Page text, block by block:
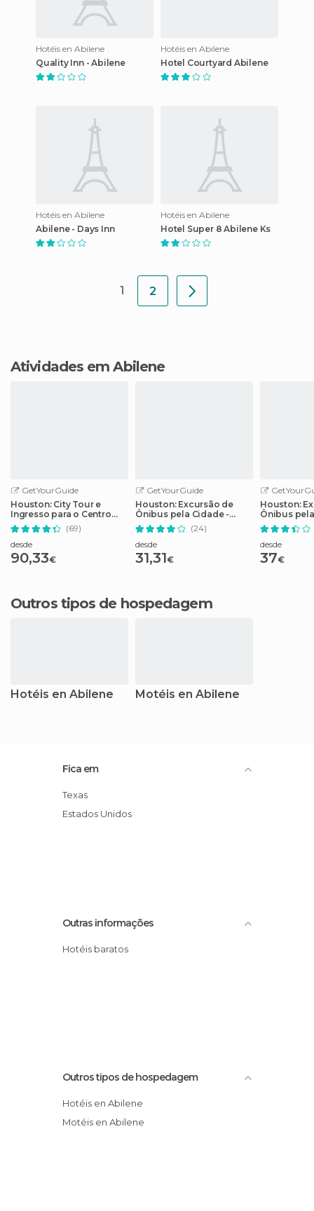
Hotéis en Abilene
Quality Inn - Abilene
Hotéis en Abilene
Hotel Courtyard Abilene
Hotéis en Abilene
Abilene - Days Inn
Hotéis en Abilene
Hotel Super 8 Abilene Ks
1 2
Atividades em Abilene
GetYourGuide
Houston: City Tour e
Ingresso para o Centro
Espacial da NASA
(69)
desde
90,33€
GetYourGuide
Houston: Excursão de
Ônibus pela Cidade -
Bilhete de 2 Dias
(24)
desde
31,31€
Houston:
Ônibus
desde
37€
Outros tipos de hospedagem
Hotéis en Abilene Motéis en Abilene
Fica em
Texas
Estados Unidos
Outras informações
Hotéis baratos
Outros tipos de hospedagem
Hotéis en Abilene
Motéis en Abilene